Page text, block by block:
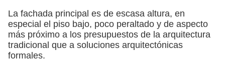
La fachada principal es de escasa altura, en
especial el piso bajo, poco peraltado y de aspecto
más próximo a los presupuestos de la arquitectura
tradicional que a soluciones arquitectónicas
formales.